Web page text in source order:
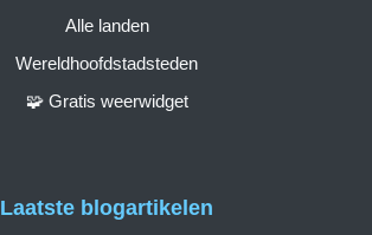
Alle landen
Wereldhoofdstadsteden
🧩 Gratis weerwidget
Laatste blogartikelen